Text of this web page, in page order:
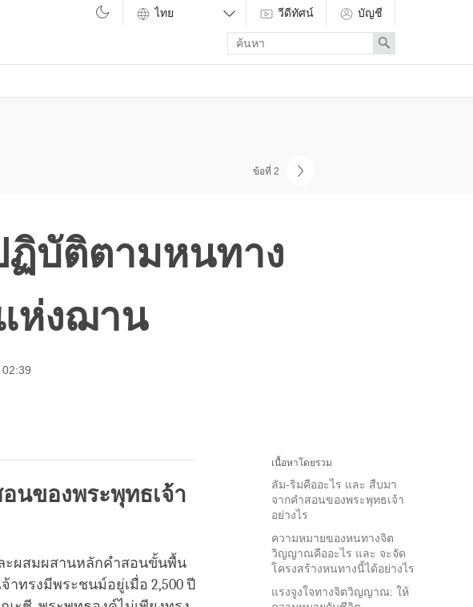
วีดีทัศน์
บัญชี
Enter
search
term
Search
ข้อที่ 2
ฏิบัติตามหนทาง
ห่งฌาน
02:39
เนื้อหาโดยรวม
ลัม-ริมคืออะไร และ สืบมา
จากคำสอนของพระพุทธเจ้า
อย่างไร
ความหมายของหนทางจิต
วิญญาณคืออะไร และ จะจัด
โครงสร้างหนทางนี้ได้อย่างไร
แรงจูงใจทางจิตวิญญาณ: ให้
นของพระพุทธเจ้า
ะผสมผสานหลักคำสอนขั้นพื้น
ทรงมีพระชนม์อยู่เมื่อ 2,500 ปี